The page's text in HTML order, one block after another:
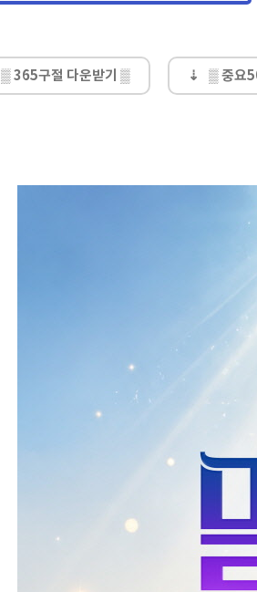
▒ 365구절 다운받기 ▒ ▒ 중요